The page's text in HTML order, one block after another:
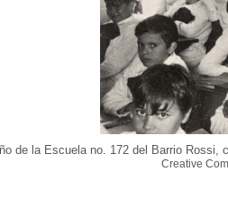
de la Escuela no. 172 del Barrio Rossi,
Creative